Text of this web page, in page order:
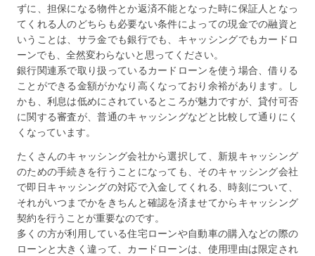
ずに、担保になる物件とか返済不能となった時に保証人となっ
てくれる人のどちらも必要ない条件によっての現金での融資と
いうことは、サラ金でも銀行でも、キャッシングでもカードロ
ーンでも、全然変わらないと思ってください。
銀行関連系で取り扱っているカードローンを使う場合、借りる
ことができる金額がかなり高くなっており余裕があります。し
かも、利息は低めにされているところが魅力ですが、貸付可否
に関する審査が、普通のキャッシングなどと比較して通りにく
くなっています。
たくさんのキャッシング会社から選択して、新規キャッシング
のための手続きを行うことになっても、そのキャッシング会社
で即日キャッシングの対応で入金してくれる、時刻について、
それがいつまでかをきちんと確認を済ませてからキャッシング
契約を行うことが重要なのです。
多くの方が利用している住宅ローンや自動車の購入などの際の
ローンと大きく違って、カードローンは、使用理由は限定され